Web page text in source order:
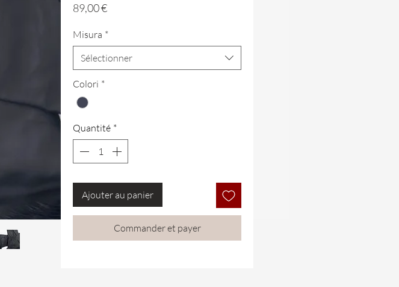
89,00 €Prix
Misura *
Sélectionner
Colori *
Quantité *
Ajouter au panier
Commander et payer